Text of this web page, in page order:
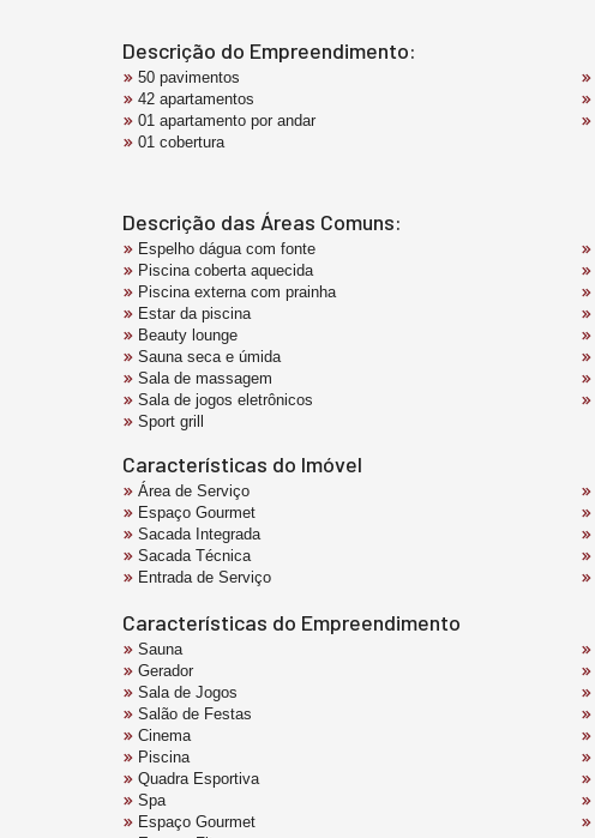
Descrição do Empreendimento:
50 pavimentos
42 apartamentos
01 apartamento por andar
01 cobertura
Descrição das Áreas Comuns:
Espelho dágua com fonte
Piscina coberta aquecida
Piscina externa com prainha
Estar da piscina
Beauty lounge
Sauna seca e úmida
Sala de massagem
Sala de jogos eletrônicos
Sport grill
Características do Imóvel
Área de Serviço
Espaço Gourmet
Sacada Integrada
Sacada Técnica
Entrada de Serviço
Características do Empreendimento
Sauna
Gerador
Sala de Jogos
Salão de Festas
Cinema
Piscina
Quadra Esportiva
Spa
Espaço Gourmet